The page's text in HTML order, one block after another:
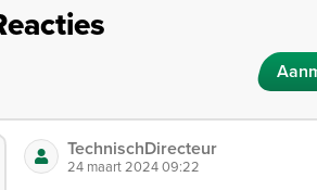
TechnischDirecteur
24 maart 2024 09:22